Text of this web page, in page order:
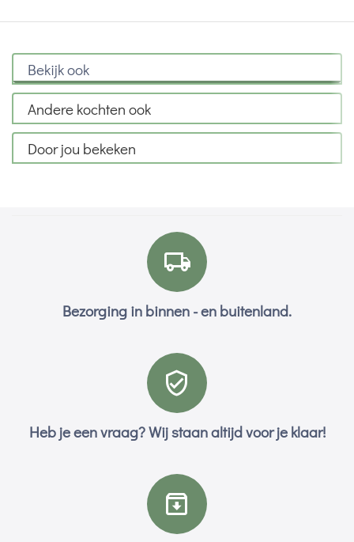
Bekijk ook
Andere kochten ook
Door jou bekeken
Bezorging in binnen - en buitenland.
Heb je een vraag? Wij staan altijd voor je klaar!